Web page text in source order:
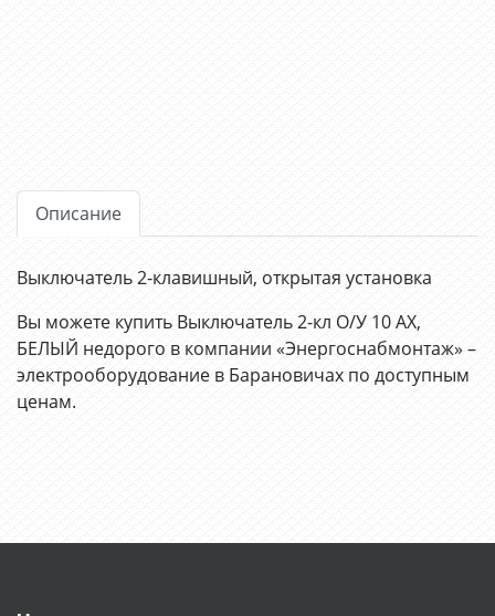
Описание
Выключатель 2-клавишный, открытая установка
Вы можете купить Выключатель 2-кл О/У 10 АХ,
БЕЛЫЙ недорого в компании «Энергоснабмонтаж» –
электрооборудование в Барановичах по доступным
ценам.